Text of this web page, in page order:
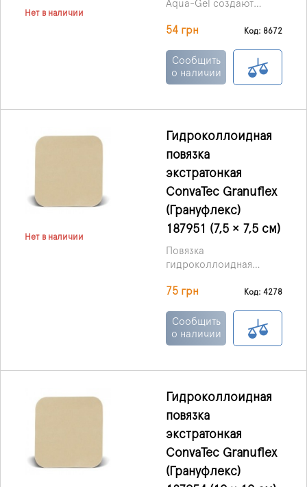
Нет в наличии
Aqua-Gel создают
барьер против
среды , но при этом
позволяют проникать
кислороду и
54 грн Код: 8672
Сообщить
о наличии
Нет в наличии
Гидроколлоидная
повязка
экстратонкая
ConvaTec Granuflex
(Грануфлекс)
187951 (7,5 × 7,5 см)
Повязка
гидроколлоидная
- повязка небольших
внутреннего слоя
гидроколлоидов,
тонкая и удобная в
вирус иммунодефицита
и гепатит.
75 грн Код: 4278
Сообщить
о наличии
Гидроколлоидная
повязка
экстратонкая
ConvaTec Granuflex
(Грануфлекс)